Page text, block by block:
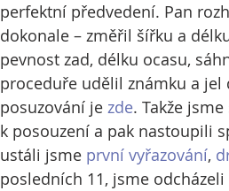
perfektní předvedení. Pan
dokonale – změřil šířku a
pevnost zad, délku ocasu,
proceduře udělil známku a jel
posuzování je zde. Takže
k posouzení a pak nastoupili
ustáli jsme první vyřazování,
posledních 11, jsme odcházeli